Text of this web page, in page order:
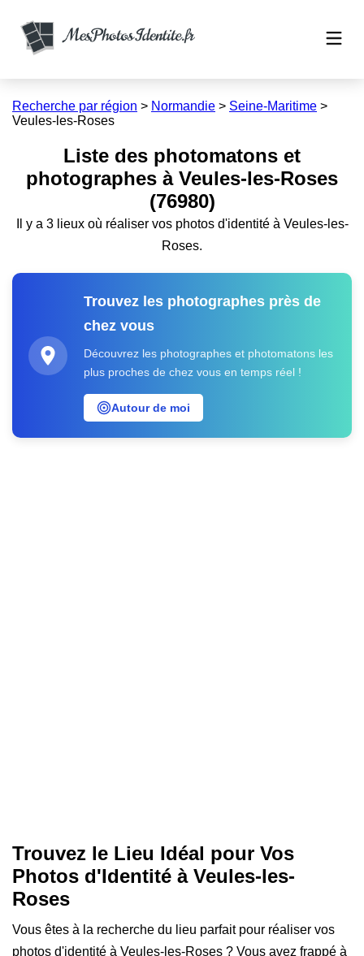
Recherche par région > Normandie > Seine-Maritime >
Veules-les-Roses
Liste des photomatons et
photographes à Veules-les-Roses
(76980)
Il y a 3 lieux où réaliser vos photos d'identité à Veules-les-
Roses.
Trouvez les photographes près de
chez vous
Découvrez les photographes et photomatons les
plus proches de chez vous en temps réel !
Autour de moi
Trouvez le Lieu Idéal pour Vos
Photos d'Identité à Veules-les-
Roses
Vous êtes à la recherche du lieu parfait pour réaliser vos
photos d'identité à Veules-les-Roses ? Vous avez frappé à